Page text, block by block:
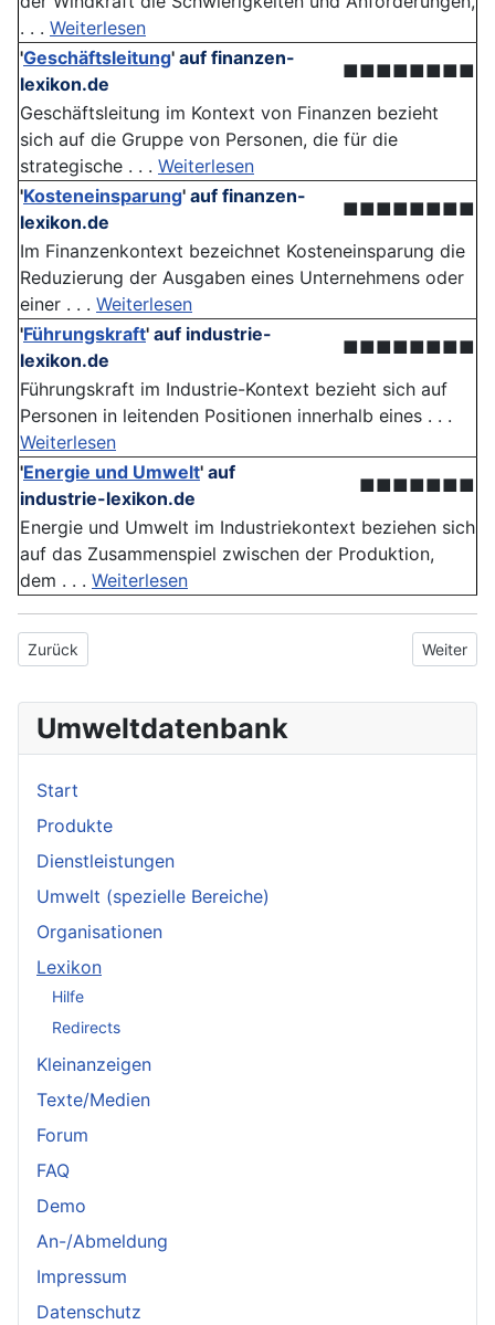
. . . Weiterlesen
'Geschäftsleitung' auf finanzen-
lexikon.de
■■■■■■■■
Geschäftsleitung im Kontext von Finanzen bezieht
sich auf die Gruppe von Personen, die für die
strategische . . . Weiterlesen
'Kosteneinsparung' auf finanzen-
lexikon.de
■■■■■■■■
Im Finanzenkontext bezeichnet Kosteneinsparung die
Reduzierung der Ausgaben eines Unternehmens oder
einer . . . Weiterlesen
'Führungskraft' auf industrie-
lexikon.de
■■■■■■■■
Führungskraft im Industrie-Kontext bezieht sich auf
Personen in leitenden Positionen innerhalb eines . . .
Weiterlesen
'Energie und Umwelt' auf
industrie-lexikon.de
■■■■■■■
Energie und Umwelt im Industriekontext beziehen sich
auf das Zusammenspiel zwischen der Produktion,
dem . . . Weiterlesen
Vorheriger Beitrag: Umweltmanagementsystem
Zurück Nächster
Weiter
Umweltdatenbank
Start
Produkte
Dienstleistungen
Umwelt (spezielle Bereiche)
Organisationen
Lexikon
Hilfe
Redirects
Kleinanzeigen
Texte/Medien
Forum
FAQ
Demo
An-/Abmeldung
Impressum
Datenschutz